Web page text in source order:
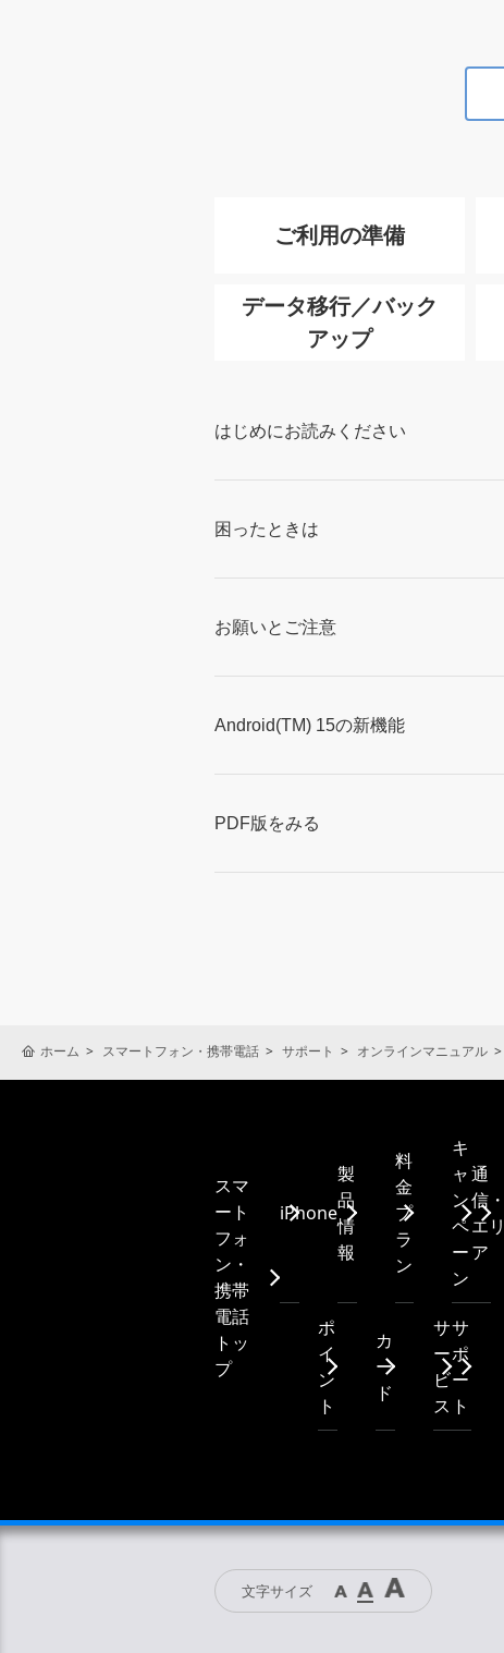
ご利用の準備
データ移行／バック
アップ
はじめにお読みください
困ったときは
お願いとご注意
Android(TM) 15の新機能
PDF版をみる
ホーム スマートフォン・携帯電話 サポート オンラインマニュアル
スマ
ート
フォ
ン・
携帯
電話
トッ
プ
iPhone
製
品
情
報
料
金
プ
ラ
ン
キ
ャ
ン
ペ
ー
ン
通
信・
エリ
ア
ポ
イ
ン
ト
カ
ー
ド
サ
ー
ビ
ス
サ
ポ
ー
ト
文字サイズ